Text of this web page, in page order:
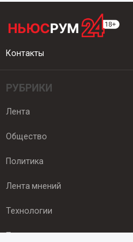
Контакты
РУБРИКИ
Лента
Общество
Политика
Лента мнений
Технологии
Происшествия